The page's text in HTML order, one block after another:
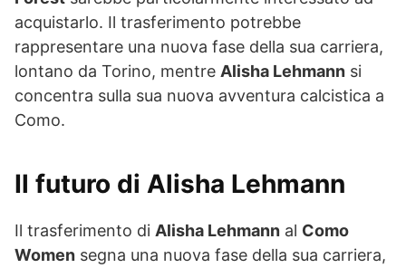
acquistarlo. Il trasferimento potrebbe
rappresentare una nuova fase della sua carriera,
lontano da Torino, mentre Alisha Lehmann si
concentra sulla sua nuova avventura calcistica a
Como.
Il futuro di Alisha Lehmann
Il trasferimento di Alisha Lehmann al Como
Women segna una nuova fase della sua carriera,